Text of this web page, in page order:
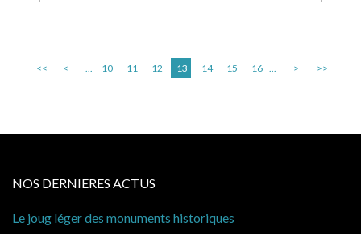
<< < ... 10 11 12 13 14 15 16 ... > >>
NOS DERNIERES ACTUS
des monuments historiques